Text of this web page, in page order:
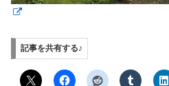
記事を共有する♪